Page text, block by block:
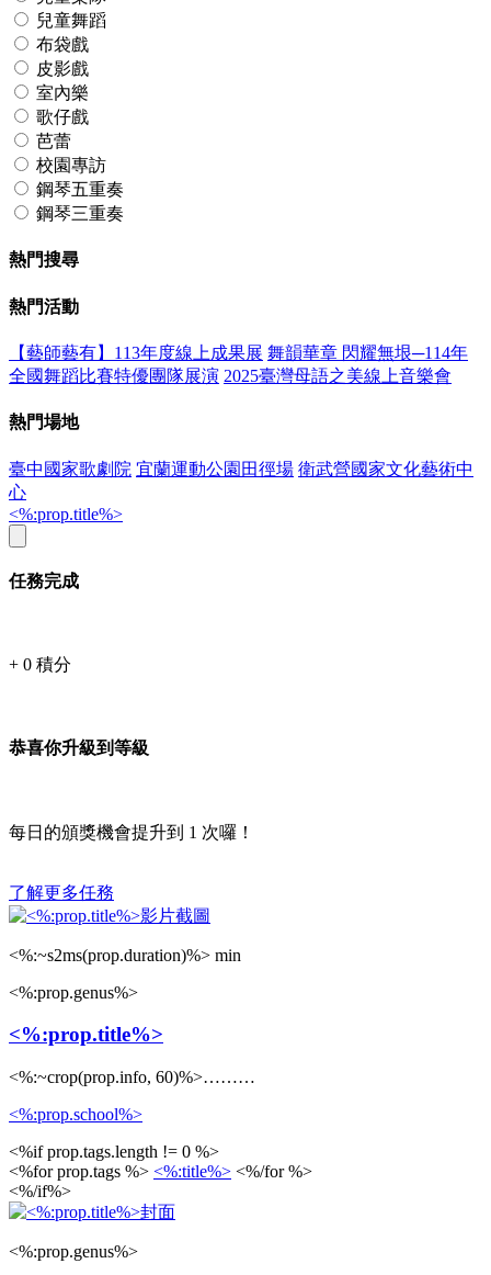
兒童舞蹈
布袋戲
皮影戲
室內樂
歌仔戲
芭蕾
校園專訪
鋼琴五重奏
鋼琴三重奏
熱門搜尋
熱門活動
【藝師藝有】113年度線上成果展 舞韻華章 閃耀無垠─114年
全國舞蹈比賽特優團隊展演 2025臺灣母語之美線上音樂會
熱門場地
臺中國家歌劇院 宜蘭運動公園田徑場 衛武營國家文化藝術中
心
<%:prop.title%>
任務完成
+ 0 積分
恭喜你升級到等級
每日的頒獎機會提升到 1 次囉！
了解更多任務
<%:~s2ms(prop.duration)%> min
<%:prop.genus%>
<%:prop.title%>
<%:~crop(prop.info, 60)%>………
<%:prop.school%>
<%if prop.tags.length != 0 %>
<%for prop.tags %> <%:title%> <%/for %>
<%/if%>
<%:prop.genus%>